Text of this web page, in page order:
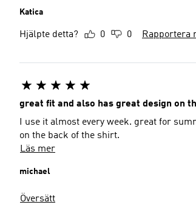
Katica
Hjälpte detta? 0 0 Rapportera
great fit and also has great design on
I use it almost every week. great for
on the back of the shirt.
Läs mer
michael
Översätt